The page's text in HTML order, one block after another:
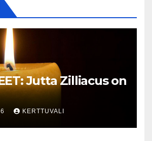
Jutta Zilliacus on
KERTTUVALI